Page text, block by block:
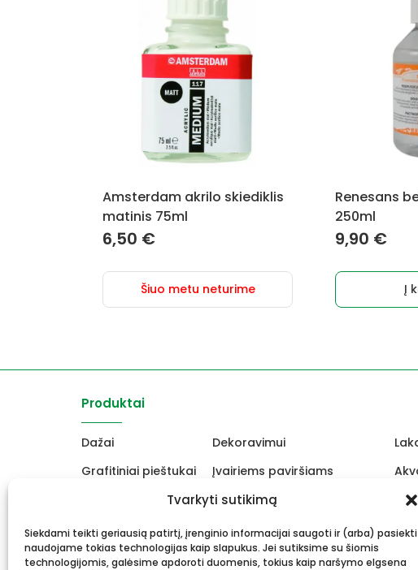
Tvarkyti sutikimą
Siekdami teikti geriausią patirtį, įrenginio informacijai saugoti ir (arba) pasiekti
naudojame tokias technologijas kaip slapukus. Jei sutiksime su šiomis
technologijomis, galėsime apdoroti duomenis, tokius kaip naršymo elgsena
Amsterdam akrilo skiediklis
matinis 75ml
6,50 €
Šiuo metu neturime
Renesans
250ml
9,90 €
Į
Produktai
Dažai Dekoravimui
Grafitiniai pieštukai
Įvairiems paviršiams
Keramikams ir skulptoriams
Drobės, porėmiai
Mokyklinės ir biuro prekės
Rėmai ir rėminimas
Dovanos, Dovanų čekiai